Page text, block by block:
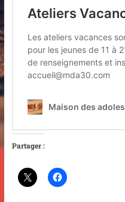
Partager :